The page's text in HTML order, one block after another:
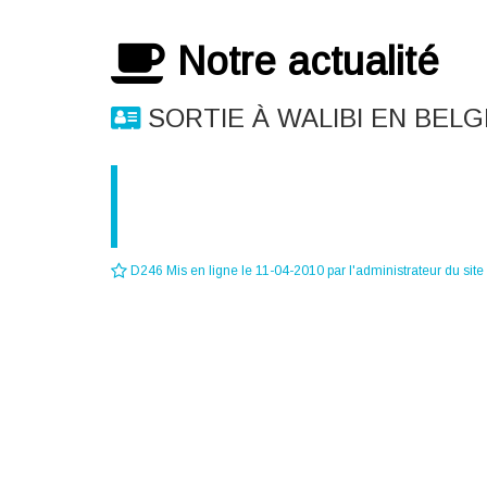
Notre actualité
SORTIE À WALIBI EN
D246 Mis en ligne le 11-04-2010 par l'administrateur du site